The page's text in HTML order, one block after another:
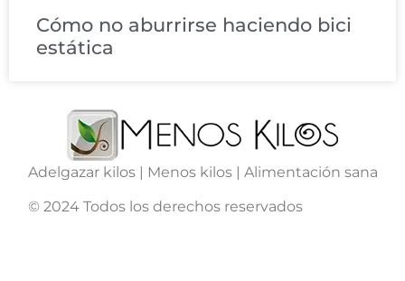
Cómo no aburrirse haciendo bici
estática
Adelgazar kilos | Menos kilos | Alimentación sana
© 2024 Todos los derechos reservados